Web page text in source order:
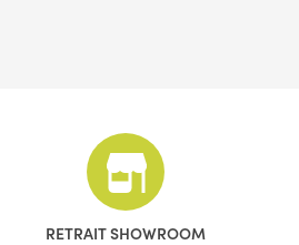
RETRAIT SHOWROOM